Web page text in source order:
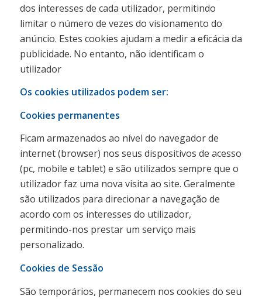
dos interesses de cada utilizador, permitindo
limitar o número de vezes do visionamento do
anúncio. Estes cookies ajudam a medir a eficácia da
publicidade. No entanto, não identificam o
utilizador
Os cookies utilizados podem ser:
Cookies permanentes
Ficam armazenados ao nível do navegador de
internet (browser) nos seus dispositivos de acesso
(pc, mobile e tablet) e são utilizados sempre que o
utilizador faz uma nova visita ao site. Geralmente
são utilizados para direcionar a navegação de
acordo com os interesses do utilizador,
permitindo-nos prestar um serviço mais
personalizado.
Cookies de Sessão
São temporários, permanecem nos cookies do seu